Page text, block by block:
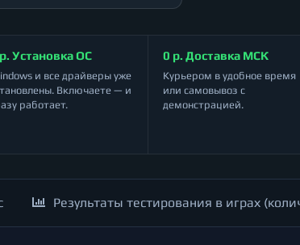
Установка ОС
и все драйверы уже
Включаете — и
работает.
0 р. Доставка МСК
Курьером в удобное время
или самовывоз с
демонстрацией.
Результаты тестирования в играх